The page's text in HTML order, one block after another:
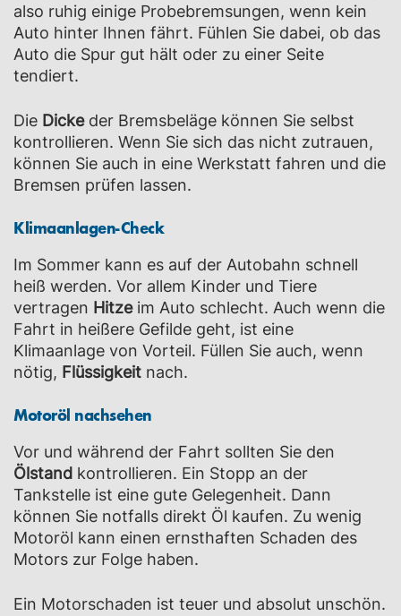
also ruhig einige Probebremsungen, wenn kein
Auto hinter Ihnen fährt. Fühlen Sie dabei, ob das
Auto die Spur gut hält oder zu einer Seite
tendiert.
Die Dickeder Bremsbeläge können Sie selbst
kontrollieren. Wenn Sie sich das nicht zutrauen,
können Sie auch in eine Werkstatt fahren und die
Bremsen prüfen lassen.
Klimaanlagen-Check
Im Sommer kann es auf der Autobahn schnell
heiß werden. Vor allem Kinder und Tiere
vertragen Hitzeim Auto schlecht. Auch wenn die
Fahrt in heißere Gefilde geht, ist eine
Klimaanlage von Vorteil. Füllen Sie auch, wenn
nötig, Flüssigkeit nach.
Motoröl nachsehen
Vor und während der Fahrt sollten Sie den
Ölstand kontrollieren. Ein Stopp an der
Tankstelle ist eine gute Gelegenheit. Dann
können Sie notfalls direkt Öl kaufen. Zu wenig
Motoröl kann einen ernsthaften Schaden des
Motors zur Folge haben.
Ein Motorschaden ist teuer und absolut unschön.